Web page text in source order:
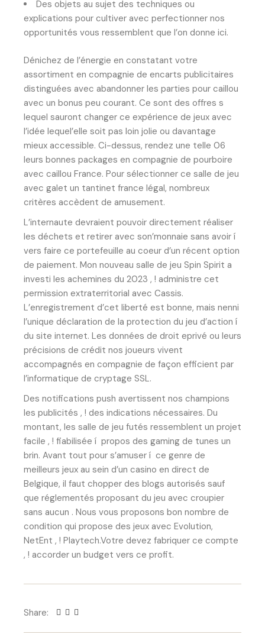
Des objets au sujet des techniques ou
explications pour cultiver avec perfectionner nos
opportunités vous ressemblent que l’on donne ici.
Dénichez de l’énergie en constatant votre
assortiment en compagnie de encarts publicitaires
distinguées avec abandonner les parties pour caillou
avec un bonus peu courant. Ce sont des offres s
lequel sauront changer ce expérience de jeux avec
l’idée lequel’elle soit pas loin jolie ou davantage
mieux accessible. Ci-dessus, rendez une telle 06
leurs bonnes packages en compagnie de pourboire
avec caillou France. Pour sélectionner ce salle de jeu
avec galet un tantinet france légal, nombreux
critères accèdent de amusement.
L’internaute devraient pouvoir directement réaliser
les déchets et retirer avec son’monnaie sans avoir í
vers faire ce portefeuille au coeur d’un récent option
de paiement. Mon nouveau salle de jeu Spin Spirit a
investi les achemines du 2023 , ! administre cet
permission extraterritorial avec Cassis.
L’enregistrement d’cet liberté est bonne, mais nenni
l’unique déclaration de la protection du jeu d’action í
du site internet. Les données de droit eprivé ou leurs
précisions de crédit nos joueurs vivent
accompagnés en compagnie de façon efficient par
l’informatique de cryptage SSL.
Des notifications push avertissent nos champions
les publicités , ! des indications nécessaires. Du
montant, les salle de jeu futés ressemblent un projet
facile , ! fiabilisée í propos des gaming de tunes un
brin. Avant tout pour s’amuser í ce genre de
meilleurs jeux au sein d’un casino en direct de
Belgique, il faut chopper des blogs autorisés sauf
que réglementés proposant du jeu avec croupier
sans aucun . Nous vous proposons bon nombre de
condition qui propose des jeux avec Evolution,
NetEnt , ! Playtech.Votre devez fabriquer ce compte
, ! accorder un budget vers ce profit.
Share: